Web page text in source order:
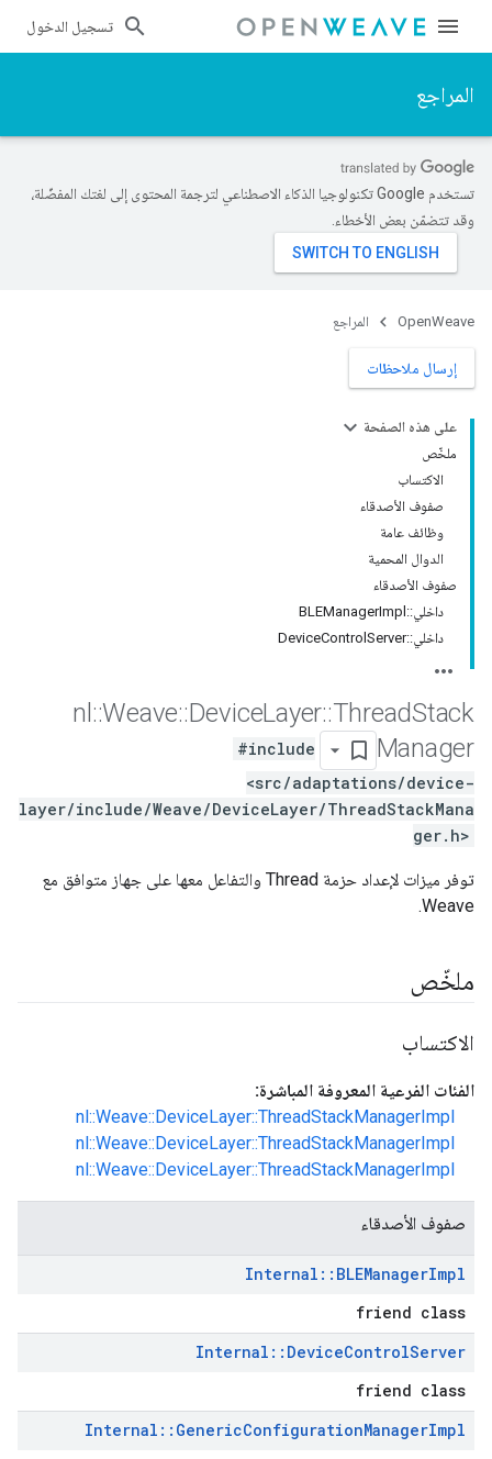
تسجيل الدخول
المراجع
تستخدم Google تكنولوجيا الذكاء الاصطناعي لترجمة المحتوى إلى لغتك المفضّلة،
وقد تتضمّن بعض الأخطاء.
OpenWeave المراجع
إرسال ملاحظات
على هذه الصفحة
ملخّص
الاكتساب
صفوف الأصدقاء
وظائف عامة
الدوال المحمية
صفوف الأصدقاء
داخلي::BLEManagerImpl
داخلي::DeviceControlServer
nl ::Weave::DeviceLayer::ThreadStack
Manager
#include
<src/adaptations/device-
layer/include/Weave/DeviceLayer/ThreadStackMana
ger.h>
توفر ميزات لإعداد حزمة Thread والتفاعل معها على جهاز متوافق مع
Weave.
ملخّص
الاكتساب
الفئات الفرعية المعروفة المباشرة:
nl::Weave::DeviceLayer::ThreadStackManagerImpl
nl::Weave::DeviceLayer::ThreadStackManagerImpl
nl::Weave::DeviceLayer::ThreadStackManagerImpl
صفوف الأصدقاء
Internal :: BLEManagerImpl
friend class
Internal :: DeviceControlServer
friend class
Internal :: GenericConfigurationManagerImpl